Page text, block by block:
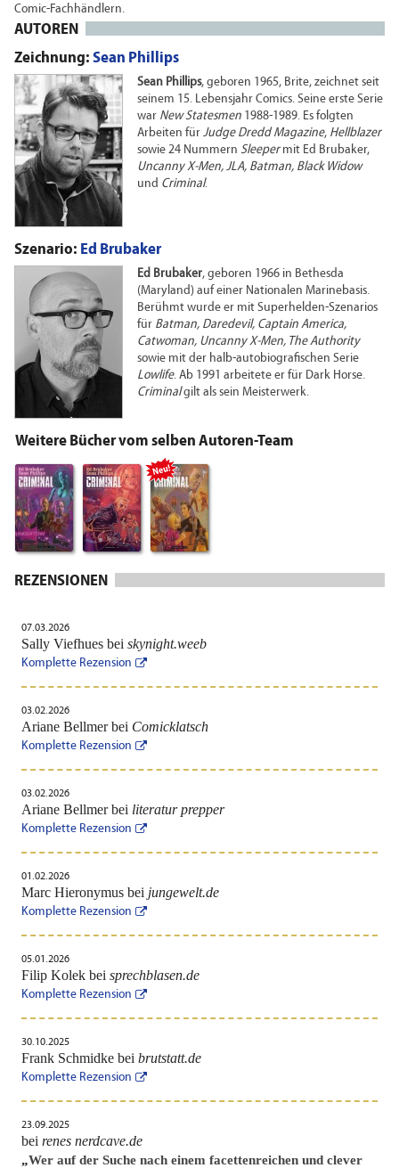
Comic-Fachhändlern.
AUTOREN
Zeichnung: Sean Phillips
Sean Phillips, geboren 1965, Brite, zeichnet seit
seinem 15. Lebensjahr Comics. Seine erste Serie
war New Statesmen 1988-1989. Es folgten
Arbeiten für Judge Dredd Magazine, Hellblazer
sowie 24 Nummern Sleepermit Ed Brubaker,
Uncanny X-Men, JLA, Batman, Black Widow
und Criminal.
Szenario: Ed Brubaker
Ed Brubaker, geboren 1966 in Bethesda
(Maryland) auf einer Nationalen Marinebasis.
Berühmt wurde er mit Superhelden-Szenarios
für Batman, Daredevil, Captain America,
Catwoman, Uncanny X-Men, The Authority
sowie mit der halb-autobiografischen Serie
Lowlife. Ab 1991 arbeitete er für Dark Horse.
Criminalgilt als sein Meisterwerk.
Weitere Bücher vom selben Autoren-Team
Neu!
REZENSIONEN
07.03.2026
Sally Viefhues bei skynight.weeb
Komplette Rezension
03.02.2026
Ariane Bellmer bei Comicklatsch
Komplette Rezension
03.02.2026
Ariane Bellmer bei literatur prepper
Komplette Rezension
01.02.2026
Marc Hieronymus bei jungewelt.de
Komplette Rezension
05.01.2026
Filip Kolek bei sprechblasen.de
Komplette Rezension
30.10.2025
Frank Schmidke bei brutstatt.de
Komplette Rezension
23.09.2025
bei renes nerdcave.de
„Wer auf der Suche nach einem facettenreichen und clever